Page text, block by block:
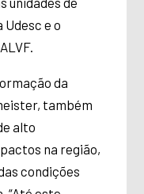
e o
da
também
alto
na região,
condições